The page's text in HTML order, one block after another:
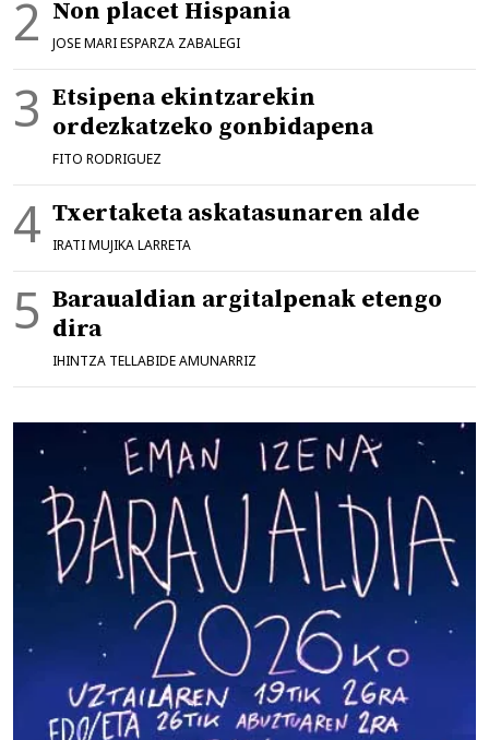
Non placet Hispania
JOSE MARI ESPARZA ZABALEGI
Etsipena ekintzarekin
ordezkatzeko gonbidapena
FITO RODRIGUEZ
Txertaketa askatasunaren alde
IRATI MUJIKA LARRETA
Baraualdian argitalpenak etengo
dira
IHINTZA TELLABIDE AMUNARRIZ